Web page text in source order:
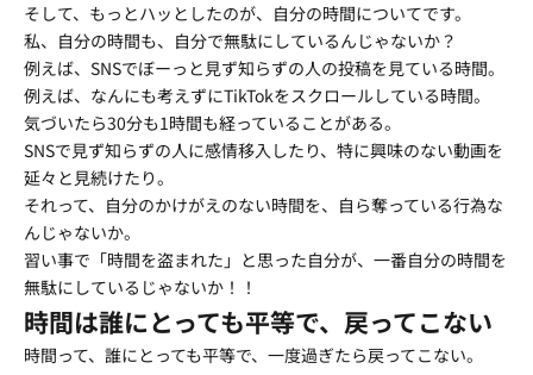
そして、もっとハッとしたのが、自分の時間についてです。
私、自分の時間も、自分で無駄にしているんじゃないか？
例えば、SNSでぼーっと見ず知らずの人の投稿を見ている時間。
例えば、なんにも考えずにTikTokをスクロールしている時間。
気づいたら30分も1時間も経っていることがある。
SNSで見ず知らずの人に感情移入したり、特に興味のない動画を
延々と見続けたり。
それって、自分のかけがえのない時間を、自ら奪っている行為な
んじゃないか。
習い事で「時間を盗まれた」と思った自分が、一番自分の時間を
無駄にしているじゃないか！！
時間は誰にとっても平等で、戻ってこない
時間って、誰にとっても平等で、一度過ぎたら戻ってこない。